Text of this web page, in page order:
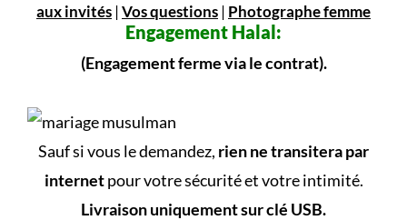
aux invités |Vos questions | Photographe femme
Engagement Halal:
(Engagement ferme via le contrat).
Sauf si vous le demandez, rien ne transitera par
internetpour votre sécurité et votre intimité.
Livraison uniquement sur clé USB.